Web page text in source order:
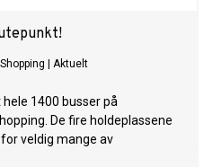
Aktuelt
hele 1400 busser på
De fire holdeplassene
veldig mange av